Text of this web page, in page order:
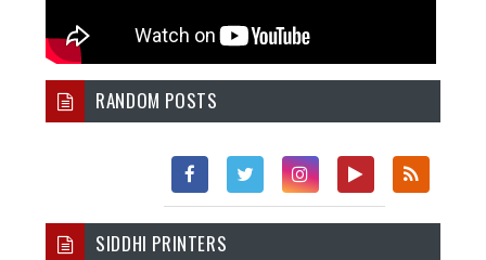
RANDOM POSTS
Fac
Ebo
Twi
Inst
You
SIDDHI PRINTERS